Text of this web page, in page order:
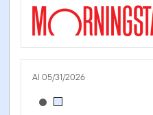
Al 05/31/2026
[products.morningstar-